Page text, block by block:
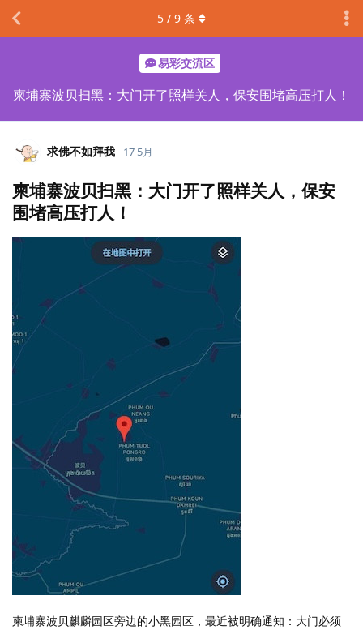
易彩交流区
柬埔寨波贝扫黑：大门开了照样关人，保安围堵高压打人！
5 / 9 条
求佛不如拜我 17 5月
柬埔寨波贝扫黑：大门开了照样关人，保安
围堵高压打人！
柬埔寨波贝麒麟园区旁边的小黑园区，最近被明确通知：大门必须